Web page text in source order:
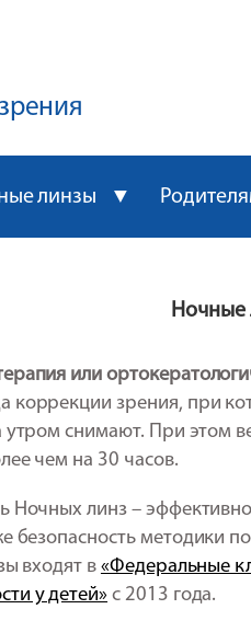
линзы ▼
Ночные
или
коррекции зрения, при
утром снимают. При этом
чем на 30 часов.
Ночных линз –
безопасность методики
входят в «Федеральные
у детей» с 2013 года.